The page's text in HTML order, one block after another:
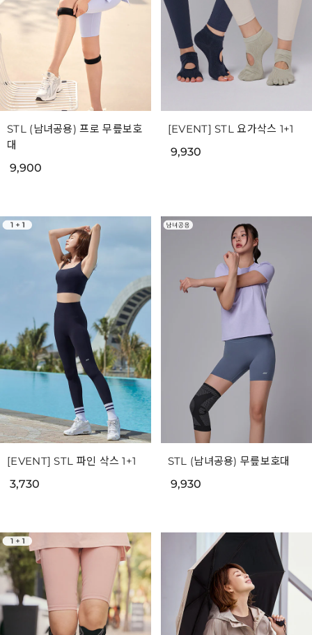
STL (남녀공용) 프로 무릎보호
대
9,900
[EVENT] STL 요가삭스 1+1
9,930
[EVENT] STL 파인 삭스 1+1
3,730
STL (남녀공용) 무릎보호대
9,930